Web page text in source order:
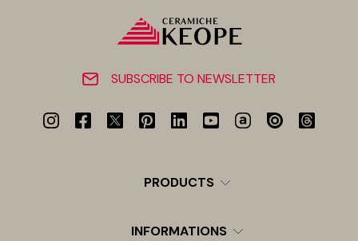
SUBSCRIBE TO NEWSLETTER
PRODUCTS
INFORMATIONS